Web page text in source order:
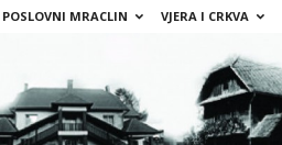
POSLOVNI MRACLIN VJERA I CRKVA